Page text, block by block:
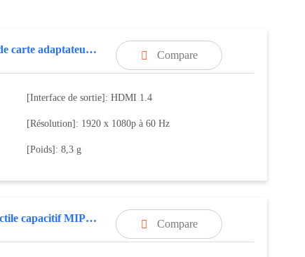
 Compare
Module de carte adaptateur MIPI vers HDMI
[Interface de sortie]: HDMI 1.4
[Résolution]: 1920 x 1080p à 60 Hz
[Poids]: 8,3 g
 Compare
Écran tactile capacitif MIPI, résolution 720 x 1280